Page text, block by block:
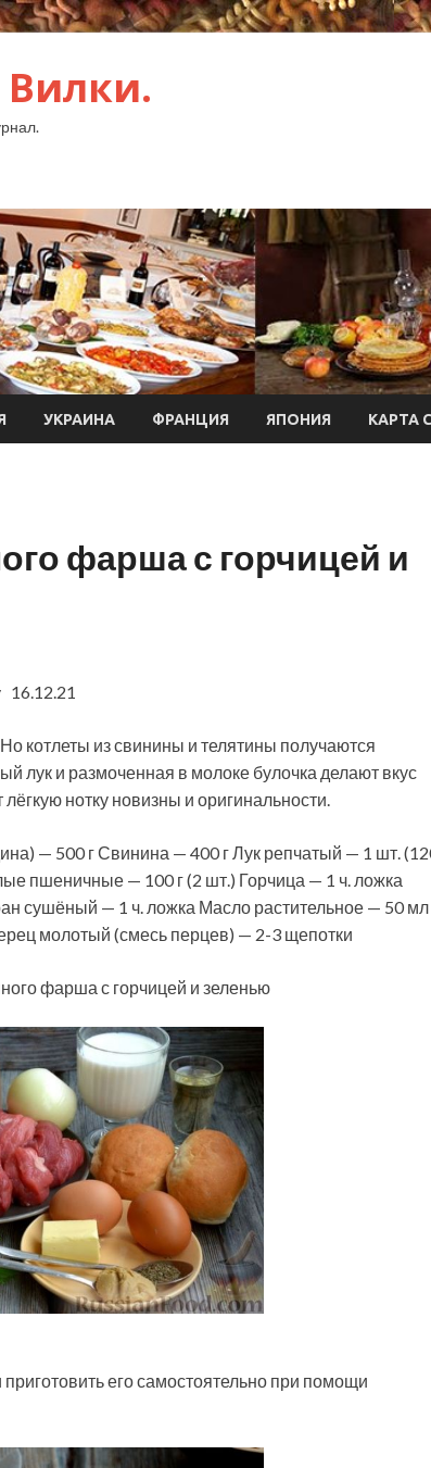
УКРАИНА ФРАНЦИЯ ЯПОНИЯ КАРТА
фарша с горчицей и
16.12.21
котлеты из свинины и телятины получаются
лук и размоченная в молоке булочка делают вкус
лёгкую нотку новизны и оригинальности.
— 500 г Свинина — 400 г Лук репчатый — 1 шт.
пшеничные — 100 г (2 шт.) Горчица — 1 ч. ложка
сушёный — 1 ч. ложка Масло растительное — 50 мл
молотый (смесь перцев) — 2-3 щепотки
фарша с горчицей и зеленью
его самостоятельно при помощи